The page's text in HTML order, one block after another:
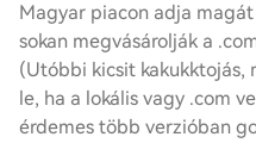
Magyar piacon adja
sokan megvásárolják a
(Utóbbi kicsit
le, ha a lokális vagy .com
érdemes több verzióban